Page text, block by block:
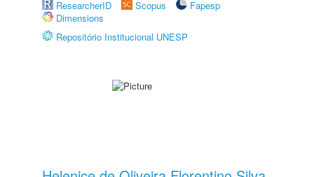
ResearcherID
Scopus
Fapesp
Dimensions
Repositório Institucional UNESP